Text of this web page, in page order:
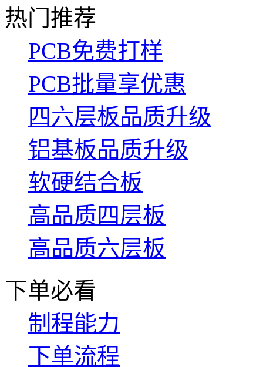
热门推荐
PCB免费打样
PCB批量享优惠
四六层板品质升级
铝基板品质升级
软硬结合板
高品质四层板
高品质六层板
下单必看
制程能力
下单流程